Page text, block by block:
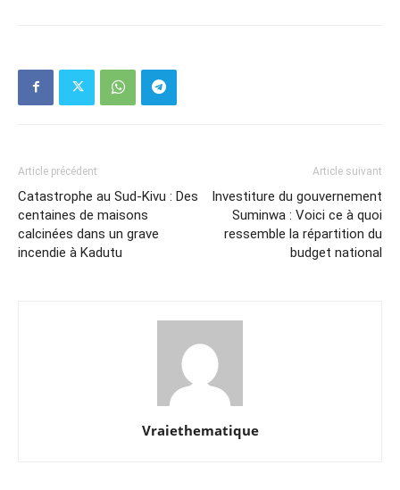
Article précédent
Catastrophe au Sud-Kivu : Des
centaines de maisons
calcinées dans un grave
incendie à Kadutu
Article suivant
Investiture du gouvernement
Suminwa : Voici ce à quoi
ressemble la répartition du
budget national
Vraiethematique